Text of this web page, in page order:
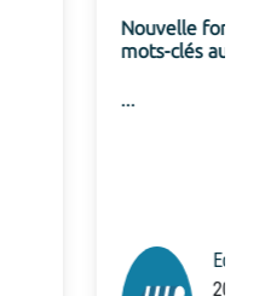
de suggestion de
Gemini pour Ibexa